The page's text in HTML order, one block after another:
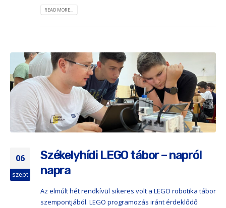
READ MORE...
06
szept
Székelyhídi LEGO tábor – napról
napra
Az elmúlt hét rendkívül sikeres volt a LEGO robotika tábor
szempontjából. LEGO programozás iránt érdeklődő